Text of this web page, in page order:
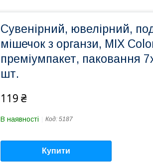
Сувенірний, ювелірний,
мішечок з органзи, МIX
преміумпакет, паковання
шт.
119 ₴
В наявності Код: 5187
Купити